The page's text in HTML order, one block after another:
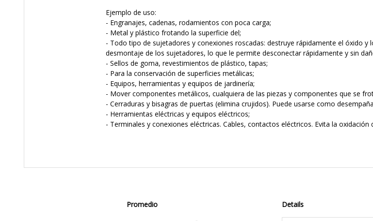
Ejemplo de uso:
- Engranajes, cadenas, rodamientos con poca carga;
- Metal y plástico frotando la superficie del;
- Todo tipo de sujetadores y conexiones roscadas: destruye rápidamente el óxido
desmontaje de los sujetadores, lo que le permite desconectar rápidamente y sin
- Sellos de goma, revestimientos de plástico, tapas;
- Para la conservación de superficies metálicas;
- Equipos, herramientas y equipos de jardinería;
- Mover componentes metálicos, cualquiera de las piezas y componentes que se
- Cerraduras y bisagras de puertas (elimina crujidos). Puede usarse como
- Herramientas eléctricas y equipos eléctricos;
- Terminales y conexiones eléctricas. Cables, contactos eléctricos. Evita la oxidación
Promedio Details